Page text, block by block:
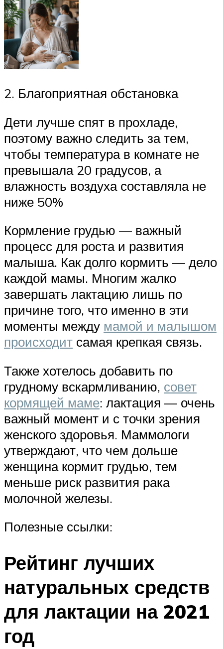
2. Благоприятная обстановка
Дети лучше спят в прохладе,
поэтому важно следить за тем,
чтобы температура в комнате не
превышала 20 градусов, а
влажность воздуха составляла не
ниже 50%
Кормление грудью — важный
процесс для роста и развития
малыша. Как долго кормить — дело
каждой мамы. Многим жалко
завершать лактацию лишь по
причине того, что именно в эти
моменты между мамой и малышом
происходит самая крепкая связь.
Также хотелось добавить по
грудному вскармливанию, совет
кормящей маме: лактация — очень
важный момент и с точки зрения
женского здоровья. Маммологи
утверждают, что чем дольше
женщина кормит грудью, тем
меньше риск развития рака
молочной железы.
Полезные ссылки:
Рейтинг лучших
натуральных средств
для лактации на 2021
год